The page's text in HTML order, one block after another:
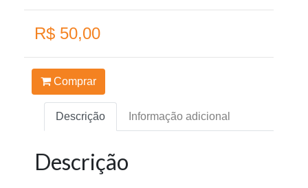
R$ 50,00
Comprar
Descrição Informação adicional
Descrição